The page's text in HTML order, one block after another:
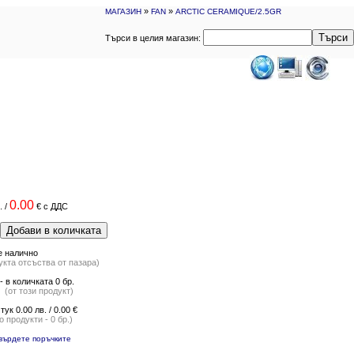
МАГАЗИН » FAN » ARCTIC CERAMIQUE/2.5GR
Търси в целия магазин: Търси
/ 0.00 €с ДДС
Добави в количката
налично
отсъства от пазара)
- в количката 0 бр.
(от този продукт)
0.00 лв. / 0.00 €
продукти - 0 бр.)
поръчките